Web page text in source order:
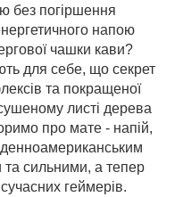
без погіршення
напою
чашки кави?
для себе, що секрет
та покращеної
листі дерева
про мате - напій,
сильними, а тепер
геймерів.